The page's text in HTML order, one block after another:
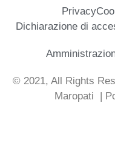
Privacy
Dichiarazione di
© 2021, All Rights
Maropati
|